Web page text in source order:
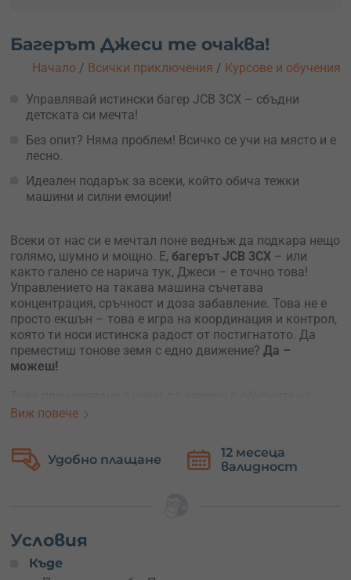
Багерът Джеси те очаква!
Начало / Всички приключения / Курсове и обучения
Управлявай истински багер JCB 3CX – сбъдни
детската си мечта!
Без опит? Няма проблем! Всичко се учи на място и е
лесно.
Идеален подарък за всеки, който обича тежки
машини и силни емоции!
Всеки от нас си е мечтал поне веднъж да подкара нещо
голямо, шумно и мощно. Е, багерът JCB 3CX – или
както галено се нарича тук, Джеси – е точно това!
Управлението на такава машина съчетава
концентрация, сръчност и доза забавление. Това не е
просто екшън – това е игра на координация и контрол,
която ти носи истинска радост от постигнатото. Да
преместиш тонове земя с едно движение? Да –
можеш!
багерист и да
направи необичаен подарък, да разчупи рутината или
просто да изпробва нещо напълно различно. Идеално
Приключението се провежда в
– комбиниран багер JCB 3CX Plus и неговия стопанин –
Виж повече
12 месеца
валидност
Безплатна
замяна
Условия
Къде